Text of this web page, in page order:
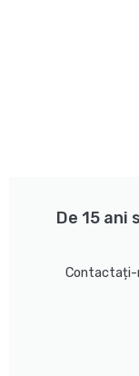
De 15
Contactați-